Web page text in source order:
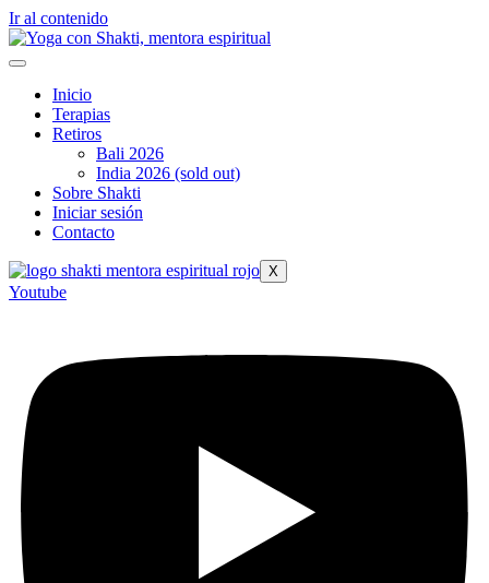
Ir al contenido
Inicio
Terapias
Retiros
Bali 2026
India 2026 (sold out)
Sobre Shakti
Iniciar sesión
Contacto
X
Youtube